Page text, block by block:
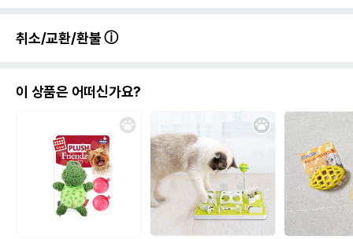
취소/교환/환불
이 상품은 어떠신가요?